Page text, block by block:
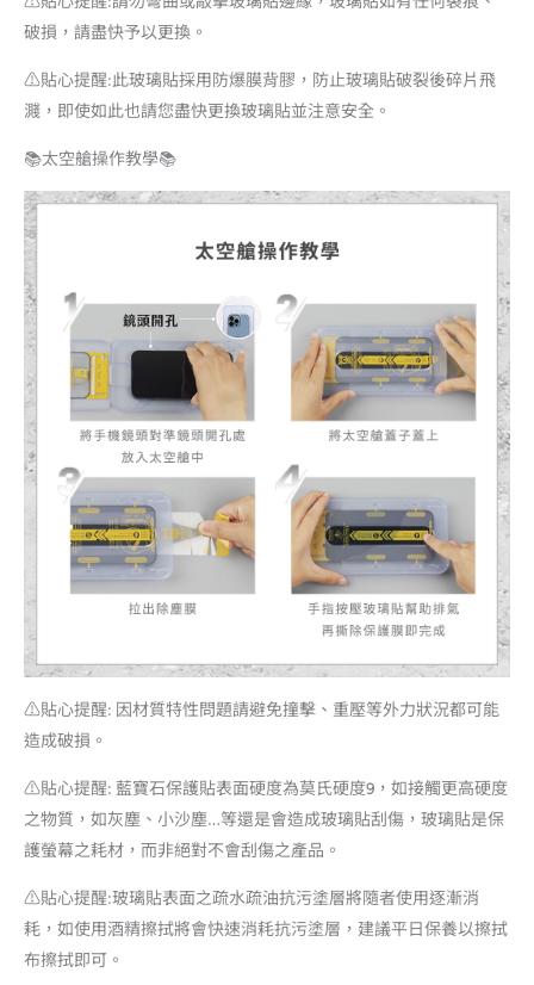
破損，請盡快予以更換。
⚠️貼心提醒:此玻璃貼採用防爆膜背膠，防止玻璃貼破裂後碎片飛
濺，即使如此也請您盡快更換玻璃貼並注意安全。
📚太空艙操作教學📚
⚠️貼心提醒: 因材質特性問題請避免撞擊、重壓等外力狀況都可能
造成破損。
⚠️貼心提醒: 藍寶石保護貼表面硬度為莫氏硬度9，如接觸更高硬度
之物質，如灰塵、小沙塵…等還是會造成玻璃貼刮傷，玻璃貼是保
護螢幕之耗材，而非絕對不會刮傷之產品。
⚠️貼心提醒:玻璃貼表面之疏水疏油抗污塗層將隨者使用逐漸消
耗，如使用酒精擦拭將會快速消耗抗污塗層，建議平日保養以擦拭
布擦拭即可。